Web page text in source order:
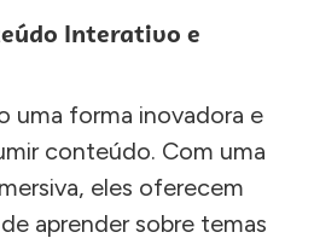
Interativo e
uma forma inovadora e
conteúdo. Com uma
eles oferecem
aprender sobre temas